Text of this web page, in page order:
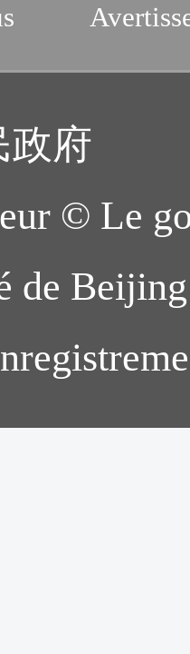
政府
© Le
de